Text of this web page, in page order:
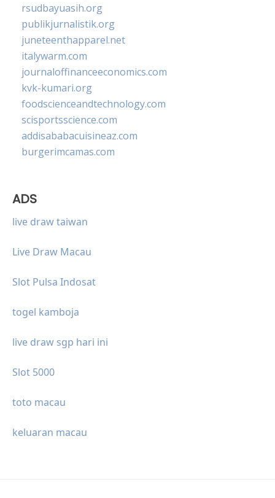
rsudbayuasih.org
publikjurnalistik.org
juneteenthapparel.net
italywarm.com
journaloffinanceeconomics.com
kvk-kumari.org
foodscienceandtechnology.com
scisportsscience.com
addisababacuisineaz.com
burgerimcamas.com
ADS
live draw taiwan
Live Draw Macau
Slot Pulsa Indosat
togel kamboja
live draw sgp hari ini
Slot 5000
toto macau
keluaran macau